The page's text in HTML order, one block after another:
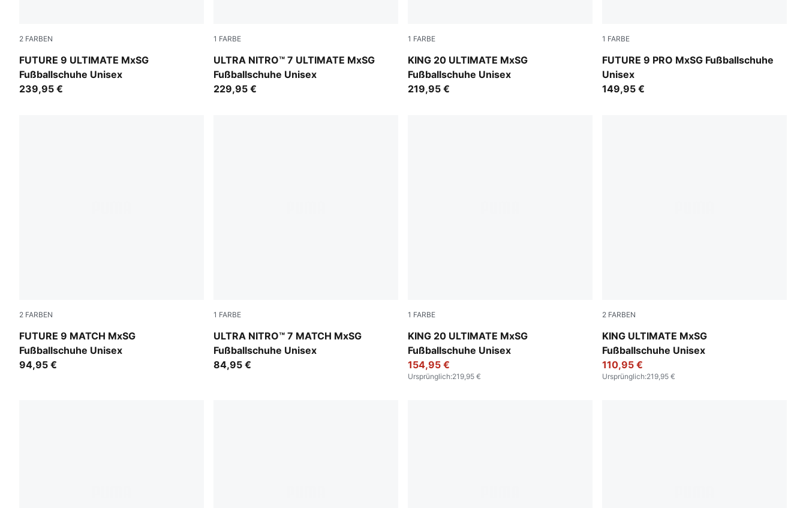
2 FARBEN
FUTURE 9 ULTIMATE MxSG
Fußballschuhe Unisex
Sugared Almond-PUMA White-Ultra Red-PUMA Black
239,95 €
1 FARBE
ULTRA NITRO™ 7 ULTIMATE MxSG
Fußballschuhe Unisex
Ultra Red-PUMA Black-PUMA White
229,95 €
1 FARBE
KING 20 ULTIMATE MxSG
Fußballschuhe Unisex
Sugared Almond-PUMA Black-Ultra Red
219,95 €
1 FARBE
FUTURE 9 PRO MxSG Fußballschuhe
Unisex
Sugared Almond-PUMA White-Ultra Red-
149,95 €
2 FARBEN
FUTURE 9 MATCH MxSG
Fußballschuhe Unisex
Sugared Almond-PUMA White-Ultra Red-PUMA Black
94,95 €
1 FARBE
ULTRA NITRO™ 7 MATCH MxSG
Fußballschuhe Unisex
Ultra Red-PUMA Black-PUMA White
84,95 €
1 FARBE
KING 20 ULTIMATE MxSG
Fußballschuhe Unisex
Silver Mist-Blue Jewel-Vibrant Blue
154,95 €
Ursprünglich:219,95 €
2 FARBEN
KING ULTIMATE MxSG
Fußballschuhe Unisex
PUMA Black-Heat Fire-PUMA Silver
110,95 €
Ursprünglich:219,95 €